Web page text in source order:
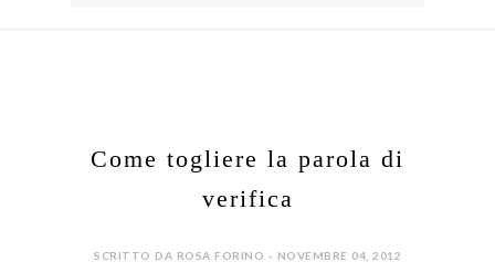
Come togliere la parola di
verifica
SCRITTO DA ROSA FORINO - NOVEMBRE 04, 2012